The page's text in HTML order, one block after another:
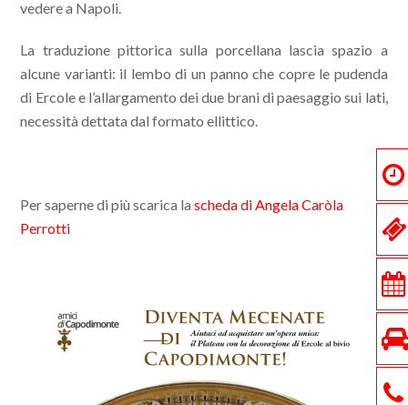
vedere a Napoli.
La traduzione pittorica sulla porcellana lascia spazio a
alcune varianti: il lembo di un panno che copre le pudenda
di Ercole e l’allargamento dei due brani di paesaggio sui lati,
necessità dettata dal formato ellittico.
Per saperne di più scarica lascheda di Angela Caròla
Perrotti